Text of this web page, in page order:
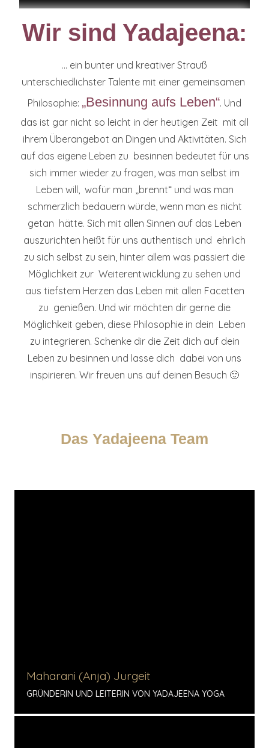
Wir sind Yadajeena:
… ein bunter und kreativer Strauß
unterschiedlichster Talente mit einer gemeinsamen
Philosophie: „Besinnung aufs Leben“. Und
das ist gar nicht so leicht in der heutigen Zeit mit all
ihrem Überangebot an Dingen und Aktivitäten. Sich
auf das eigene Leben zu besinnen bedeutet für uns
sich immer wieder zu fragen, was man selbst im
Leben will, wofür man „brennt“ und was man
schmerzlich bedauern würde, wenn man es nicht
getan hätte. Sich mit allen Sinnen auf das Leben
auszurichten heißt für uns authentisch und ehrlich
zu sich selbst zu sein, hinter allem was passiert die
Möglichkeit zur Weiterentwicklung zu sehen und
aus tiefstem Herzen das Leben mit allen Facetten
zu genießen. Und wir möchten dir gerne die
Möglichkeit geben, diese Philosophie in dein Leben
zu integrieren. Schenke dir die Zeit dich auf dein
Leben zu besinnen und lasse dich dabei von uns
inspirieren. Wir freuen uns auf deinen Besuch 🙂
Das Yadajeena Team
Maharani (Anja) Jurgeit
GRÜNDERIN UND LEITERIN VON YADAJEENA YOGA